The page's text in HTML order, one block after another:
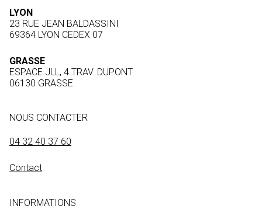
LYON
23 RUE JEAN BALDASSINI
69364 LYON CEDEX 07
GRASSE
ESPACE JLL, 4 TRAV. DUPONT
06130 GRASSE
NOUS CONTACTER
04 32 40 37 60
Contact
INFORMATIONS